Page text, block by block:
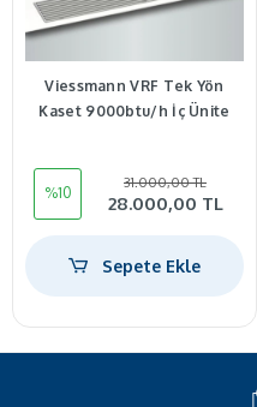
Viessmann VRF Tek Yön
Kaset 9000btu/h İç Ünite
%10
31.000,00 TL
28.000,00 TL
Sepete Ekle